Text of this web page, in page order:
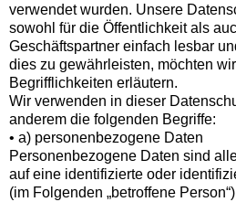
verwendet wurden. Unsere
sowohl für die Öffentlichkeit als
Geschäftspartner einfach lesbar
dies zu gewährleisten, möchten
Begrifflichkeiten erläutern.
Wir verwenden in dieser
anderem die folgenden Begriffe:
• a) personenbezogene Daten
Personenbezogene Daten sind
auf eine identifizierte oder
(im Folgenden „betroffene